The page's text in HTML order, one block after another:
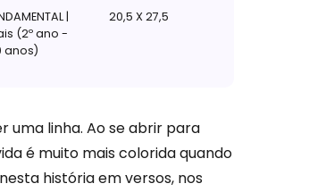
|
(2º ano -
anos)
20,5 X 27,5
uma linha. Ao se abrir para
é muito mais colorida quando
história em versos, nos